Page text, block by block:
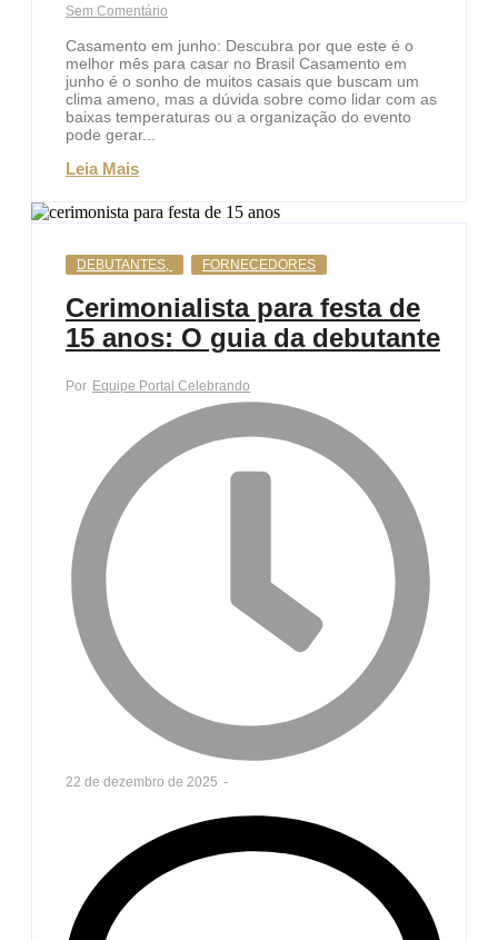
Sem Comentário
Casamento em junho: Descubra por que este é o
melhor mês para casar no Brasil Casamento em
junho é o sonho de muitos casais que buscam um
clima ameno, mas a dúvida sobre como lidar com as
baixas temperaturas ou a organização do evento
pode gerar...
Leia Mais
DEBUTANTES FORNECEDORES
Cerimonialista para festa de
15 anos: O guia da debutante
Por Equipe Portal Celebrando
22 de dezembro de 2025 -